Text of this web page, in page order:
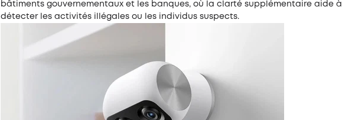
bâtiments gouvernementaux et les banques, où la clarté supplémentaire aide à
détecter les activités illégales ou les individus suspects.